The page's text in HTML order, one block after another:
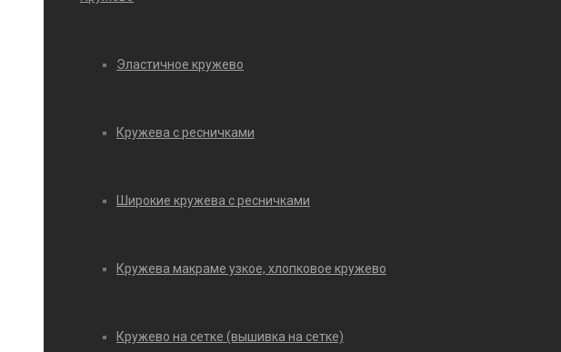
Эластичное кружево
Кружева с ресничками
Широкие кружева с ресничками
Кружева макраме узкое, хлопковое кружево
Кружево на сетке (вышивка на сетке)